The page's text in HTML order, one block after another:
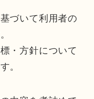
づいて利用者の
・方針について
。